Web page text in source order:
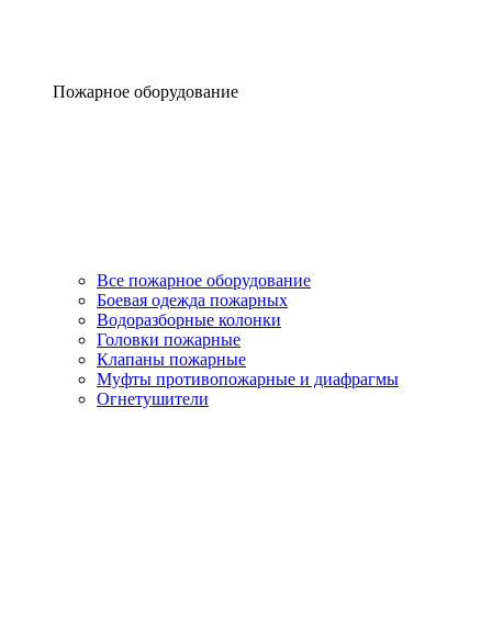
Пожарное оборудование
Все пожарное оборудование
Боевая одежда пожарных
Водоразборные колонки
Головки пожарные
Клапаны пожарные
Муфты противопожарные и диафрагмы
Огнетушители